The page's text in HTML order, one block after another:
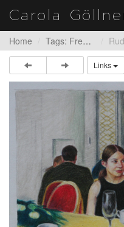
Carola
Home Tags: Freundinnen
Links